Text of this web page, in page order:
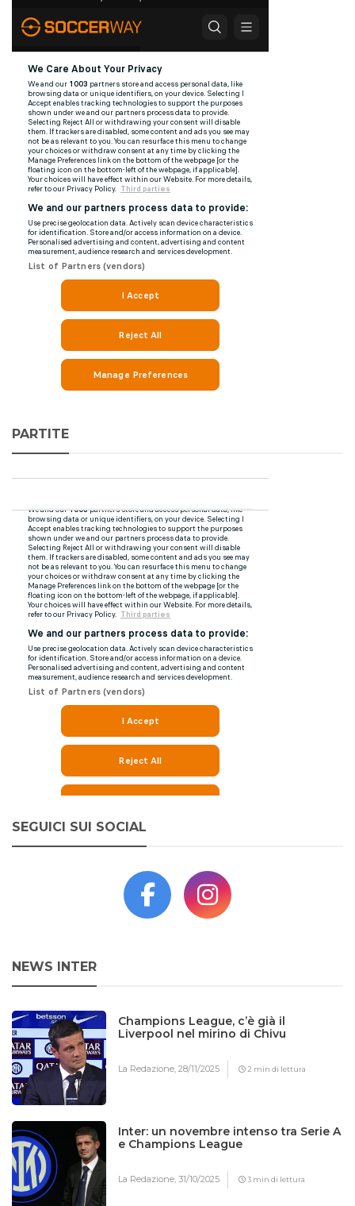
PARTITE
SEGUICI SUI SOCIAL
NEWS INTER
Champions League, c’è già il
Liverpool nel mirino di Chivu
La Redazione,28/11/2025 2 min di lettura
Inter: un novembre intenso tra Serie A
e Champions League
La Redazione,31/10/2025 3 min di lettura